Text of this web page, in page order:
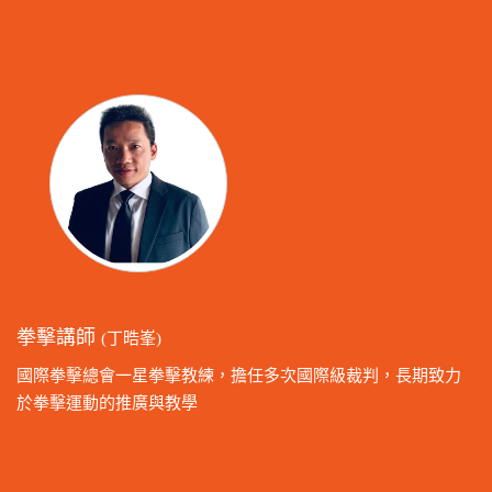
拳擊講師 (丁晧峯)
國際拳擊總會一星拳擊教練，擔任多次國際級裁判，長期致力
於拳擊運動的推廣與教學